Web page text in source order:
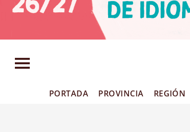
PORTADA PROVINCIA REGIÓN